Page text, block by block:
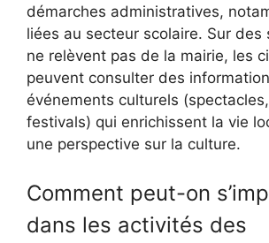
démarches administratives,
liées au secteur scolaire. Sur des
ne relèvent pas de la mairie, les
peuvent consulter des
événements culturels
festivals) qui enrichissent la vie
une perspective sur la culture.
Comment peut-on
dans les activités des